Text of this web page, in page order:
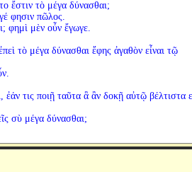
ἔστιν τὸ μέγα δύνασθαι;
φησιν πῶλος.
φημὶ μὲν οὖν ἔγωγε.
τὸ μέγα δύνασθαι ἔφης ἀγαθὸν εἶναι τῷ
ἐάν τις ποιῇ ταῦτα ἃ ἂν δοκῇ αὐτῷ βέλτιστα
σὺ μέγα δύνασθαι;